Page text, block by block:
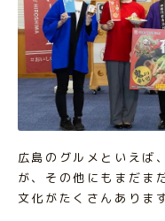
広島のグルメといえば
が、その他にもまだま
文化がたくさんありま